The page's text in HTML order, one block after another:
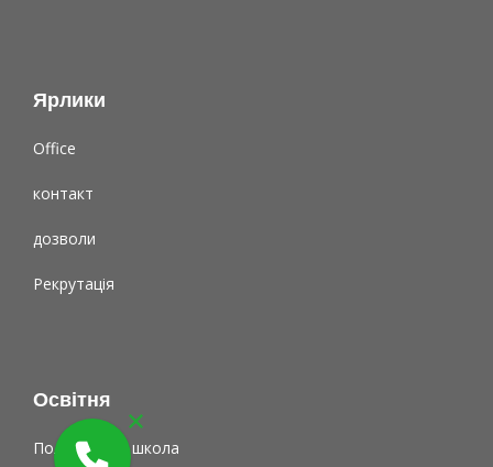
Ярлики
Office
контакт
дозволи
Рекрутація
Освітня
Поліцеальна школа